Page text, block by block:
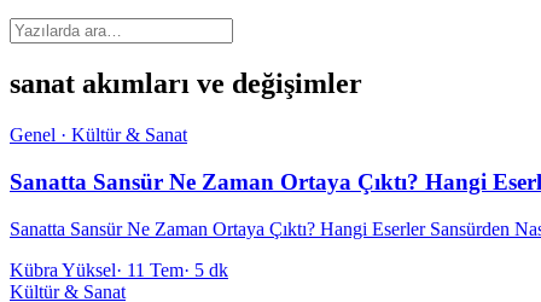
sanat akımları ve değişimler
Genel · Kültür & Sanat
Sanatta Sansür Ne Zaman Ortaya Çıktı? Hangi
Sanatta Sansür Ne Zaman Ortaya Çıktı? Hangi Eserler Sansürden
Kübra Yüksel· 11 Tem· 5 dk
Kültür & Sanat